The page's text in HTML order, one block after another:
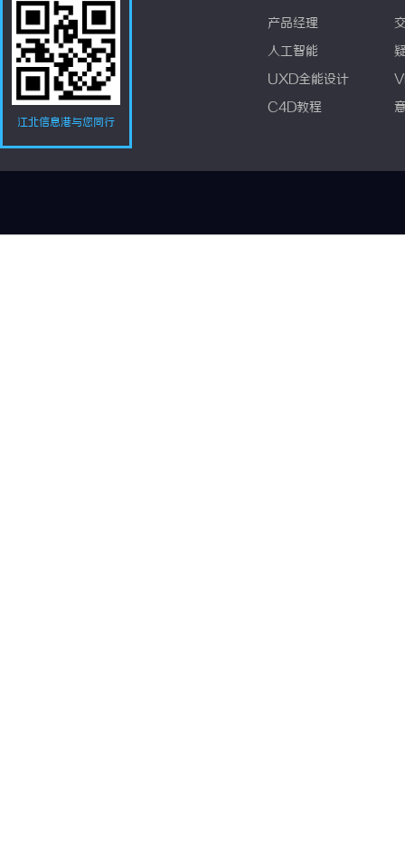
江北信息港与您同行
产品经理
人工智能
UXD全能设计
C4D教程